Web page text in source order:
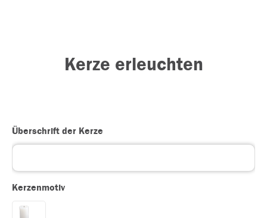
Kerze erleuchten
Überschrift der Kerze
Kerzenmotiv